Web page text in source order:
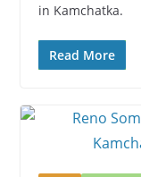
in Kamchatka.
Read More